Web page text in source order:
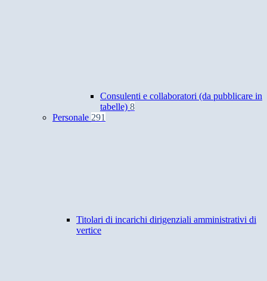
Consulenti e collaboratori (da pubblicare in
tabelle) 8
Personale 291
Titolari di incarichi dirigenziali amministrativi di
vertice